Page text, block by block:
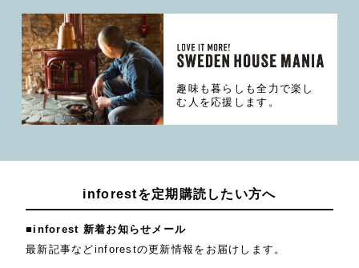
趣味も暮らしも全力で楽し
む人を応援します。
inforestを定期購読したい方へ
■inforest 新着お知らせメール
最新記事などinforestの更新情報をお届けします。